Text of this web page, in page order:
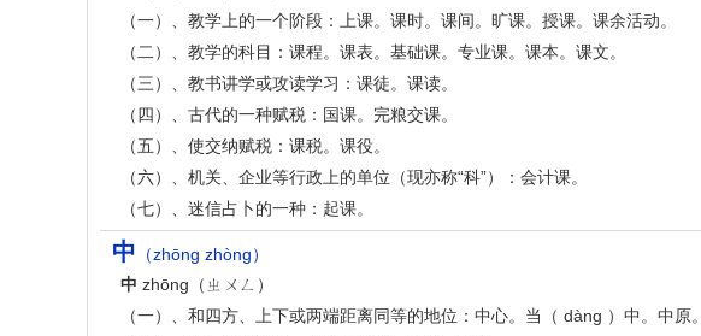
（一）、教学上的一个阶段：上课。课时。课间。旷课。授课。课余活动。
（二）、教学的科目：课程。课表。基础课。专业课。课本。课文。
（三）、教书讲学或攻读学习：课徒。课读。
（四）、古代的一种赋税：国课。完粮交课。
（五）、使交纳赋税：课税。课役。
（六）、机关、企业等行政上的单位（现亦称“科”）：会计课。
（七）、迷信占卜的一种：起课。
中 （zhōng zhòng）
中 zhōng（ㄓㄨㄥ）
（一）、和四方、上下或两端距离同等的地位：中心。当（ dàng ）中。中原